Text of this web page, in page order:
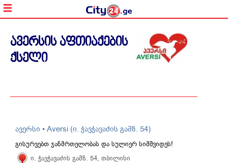
ავერსის აფთიაქების
ქსელი
ავერსი • Aversi (ი. ჭავჭავაძის გამზ. 54)
გისურვებთ ჯანმრთელობას და სულიერ სიმშვიდეს!
ი. ჭავჭავაძის გამზ. 54, თბილისი